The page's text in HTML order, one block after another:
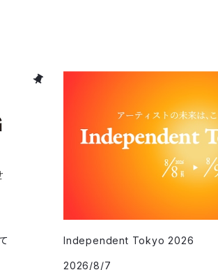
Independent Tokyo 2026
2026/8/7